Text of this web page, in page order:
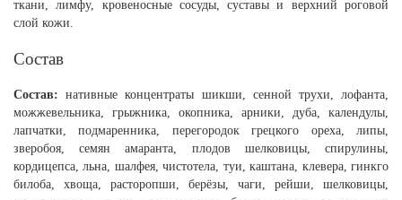
ткани, лимфу, кровеносные сосуды, суставы и верхний роговой
слой кожи.
Состав
Состав: нативные концентраты шикши, сенной трухи, лофанта,
можжевельника, грыжника, окопника, арники, дуба, календулы,
лапчатки, подмаренника, перегородок грецкого ореха, липы,
зверобоя, семян амаранта, плодов шелковицы, спирулины,
кордицепса, льна, шалфея, чистотела, туи, каштана, клевера, гинкго
билоба, хвоща, расторопши, берёзы, чаги, рейши, шелковицы,